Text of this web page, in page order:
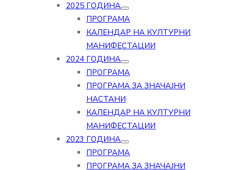
2025 ГОДИНА
ПРОГРАМА
КАЛЕНДАР НА КУЛТУРНИ
МАНИФЕСТАЦИИ
2024 ГОДИНА
ПРОГРАМА
ПРОГРАМА ЗА ЗНАЧАЈНИ
НАСТАНИ
КАЛЕНДАР НА КУЛТУРНИ
МАНИФЕСТАЦИИ
2023 ГОДИНА
ПРОГРАМА
ПРОГРАМА ЗА ЗНАЧАЈНИ